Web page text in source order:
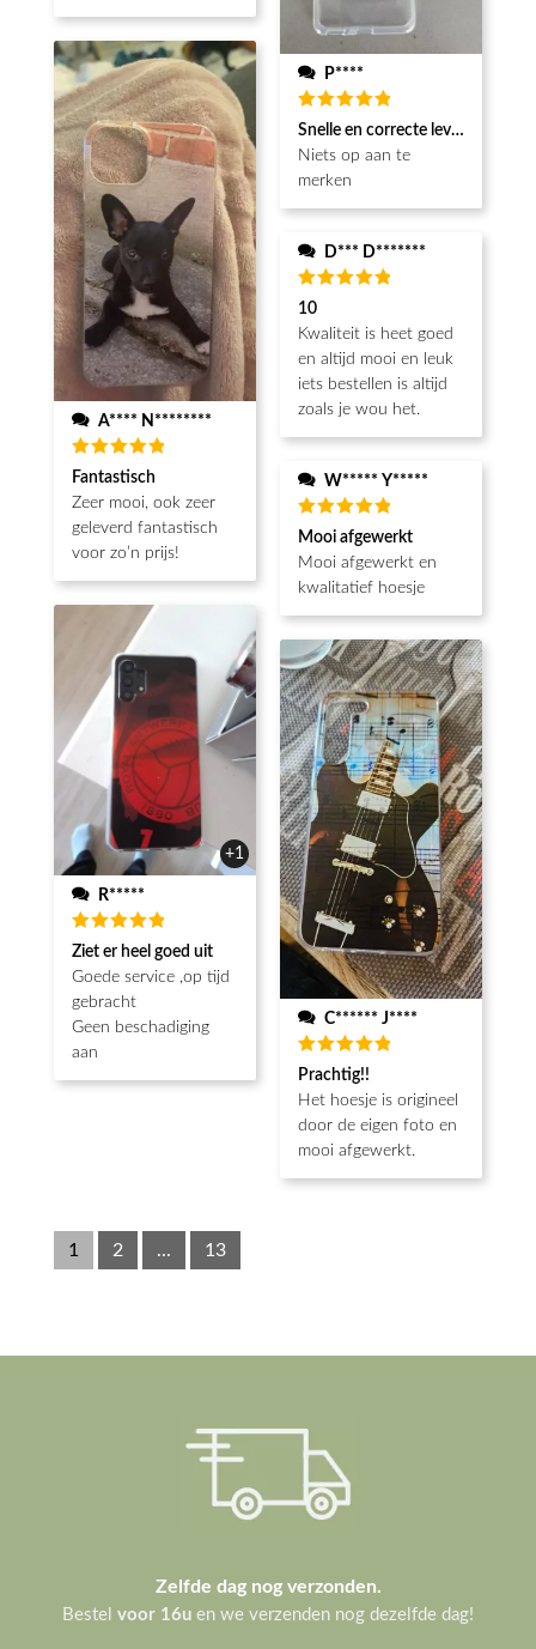
A**** N********
Beoordeeld
5 van de 5
Fantastisch
Zeer mooi, ook zeer
geleverd fantastisch
voor zo’n prijs!
+1
R*****
Beoordeeld
5van de 5
Ziet er heel goed uit
Goede service ,op tijd
gebracht
Geen beschadiging
aan
P****
Beoordeeld
5 van de 5
Snelle en correcte levering
Niets op aan te
merken
D*** D*******
Beoordeeld
5van de 5
10
Kwaliteit is heet goed
en altijd mooi en leuk
iets bestellen is altijd
zoals je wou het.
W***** Y*****
Beoordeeld
5 van de 5
Mooi afgewerkt
Mooi afgewerkt en
kwalitatief hoesje
C****** J****
Beoordeeld
5 van de 5
Prachtig!!
Het hoesje is origineel
door de eigen foto en
mooi afgewerkt.
1 2 ... 13
Zelfde dag nog verzonden.
Bestel voor 16u en we verzenden nog dezelfde dag!